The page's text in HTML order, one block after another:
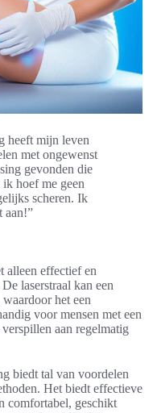
heeft mijn leven
met ongewenst
gevonden die
hoef me geen
scheren. Ik
aan!”
alleen effectief en
laserstraal kan een
het een
voor mensen met een
aan regelmatig
biedt tal van voordelen
Het biedt effectieve
comfortabel, geschikt